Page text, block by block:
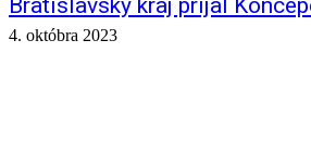
Bratislavský kraj prijal
4. októbra 2023